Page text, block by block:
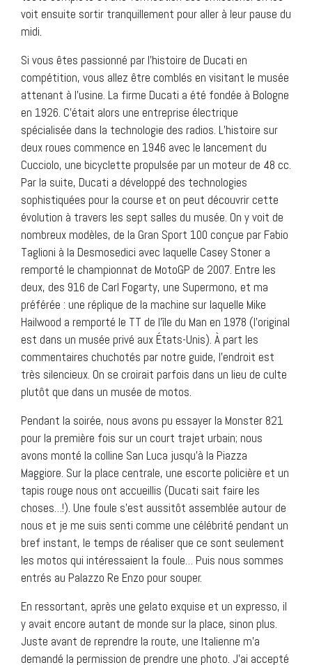
voit ensuite sortir tranquillement pour aller à leur pause du
midi.
Si vous êtes passionné par l’histoire de Ducati en
compétition, vous allez être comblés en visitant le musée
attenant à l’usine. La firme Ducati a été fondée à Bologne
en 1926. C’était alors une entreprise électrique
spécialisée dans la technologie des radios. L’histoire sur
deux roues commence en 1946 avec le lancement du
Cucciolo, une bicyclette propulsée par un moteur de 48 cc.
Par la suite, Ducati a développé des technologies
sophistiquées pour la course et on peut découvrir cette
évolution à travers les sept salles du musée. On y voit de
nombreux modèles, de la Gran Sport 100 conçue par Fabio
Taglioni à la Desmosedici avec laquelle Casey Stoner a
remporté le championnat de MotoGP de 2007. Entre les
deux, des 916 de Carl Fogarty, une Supermono, et ma
préférée : une réplique de la machine sur laquelle Mike
Hailwood a remporté le TT de l’île du Man en 1978 (l’original
est dans un musée privé aux États-Unis). À part les
commentaires chuchotés par notre guide, l’endroit est
très silencieux. On se croirait parfois dans un lieu de culte
plutôt que dans un musée de motos.
Pendant la soirée, nous avons pu essayer la Monster 821
pour la première fois sur un court trajet urbain; nous
avons monté la colline San Luca jusqu’à la Piazza
Maggiore. Sur la place centrale, une escorte policière et un
tapis rouge nous ont accueillis (Ducati sait faire les
choses…!). Une foule s’est aussitôt assemblée autour de
nous et je me suis senti comme une célébrité pendant un
bref instant, le temps de réaliser que ce sont seulement
les motos qui intéressaient la foule… Puis nous sommes
entrés au Palazzo Re Enzo pour souper.
En ressortant, après une gelato exquise et un expresso, il
y avait encore autant de monde sur la place, sinon plus.
Juste avant de reprendre la route, une Italienne m’a
demandé la permission de prendre une photo. J’ai accepté